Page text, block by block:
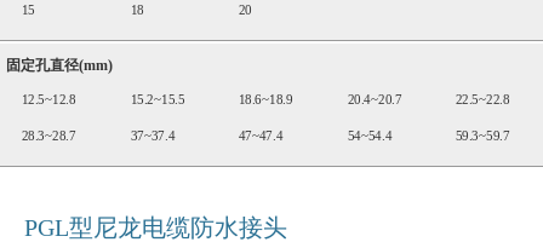
15 18 20
固定孔直径(mm)
12.5~12.8 15.2~15.5 18.6~18.9 20.4~20.7 22.5~22.8
28.3~28.7 37~37.4 47~47.4 54~54.4 59.3~59.7
PGL型尼龙电缆防水接头